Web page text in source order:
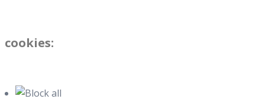
cookies: